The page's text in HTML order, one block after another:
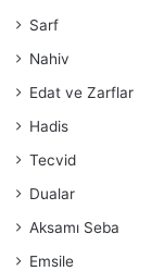
Sarf
Nahiv
Edat ve Zarflar
Hadis
Tecvid
Dualar
Aksamı Seba
Emsile